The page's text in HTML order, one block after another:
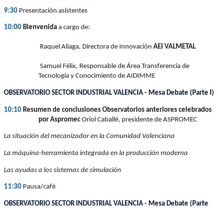
9:30 Presentación asistentes
10:00 Bienvenida a cargo de:
Raquel Aliaga, Directora de Innovación AEI VALMETAL
Samuel Félix, Responsable de Área Transferencia de
Tecnología y Conocimiento de AIDIMME
OBSERVATORIO SECTOR INDUSTRIAL VALENCIA - Mesa Debate (Parte I)
10:10 Resumen de conclusiones Observatorios anteriores celebrados
por Aspromec Oriol Caballé, presidente de ASPROMEC
La situación del mecanizador en la Comunidad Valenciana
La máquina-herramienta integrada en la producción moderna
Las ayudas a los sistemas de simulación
11:30 Pausa/café
OBSERVATORIO SECTOR INDUSTRIAL VALENCIA - Mesa Debate (Parte